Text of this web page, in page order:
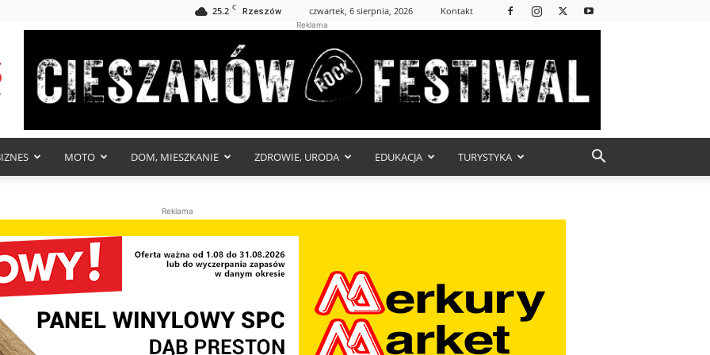
25.2 C Rzeszów czwartek, 6 sierpnia, 2026 Kontakt
Reklama
MOTO DOM, MIESZKANIE ZDROWIE, URODA EDUKACJA TURYSTYKA
Reklama